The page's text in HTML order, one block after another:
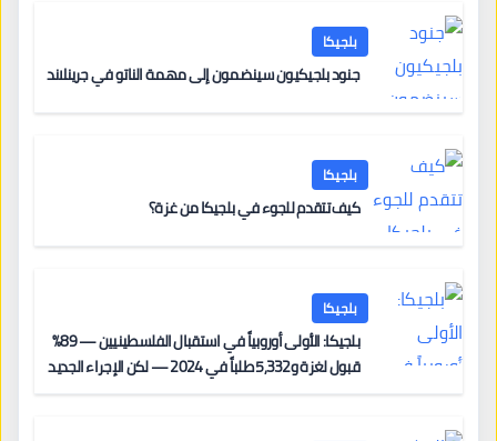
بلجيكا
جنود بلجيكيون سينضمون إلى مهمة الناتو في جرينلاند
بلجيكا
كيف تتقدم للجوء في بلجيكا من غزة؟
بلجيكا
بلجيكا: الأولى أوروبياً في استقبال الفلسطينيين — 89%
قبول لغزة و5,332 طلباً في 2024 — لكن الإجراء الجديد